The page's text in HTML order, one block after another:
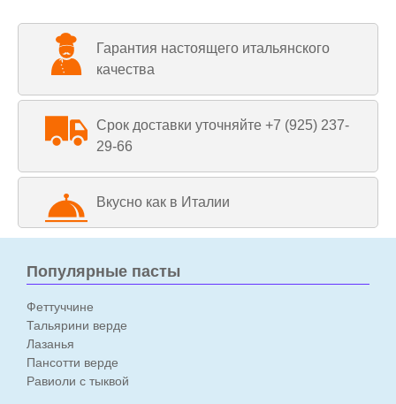
Гарантия настоящего итальянского
качества
Срок доставки уточняйте +7 (925) 237-
29-66
Вкусно как в Италии
Популярные пасты
Феттуччине
Тальярини верде
Лазанья
Пансотти верде
Равиоли с тыквой